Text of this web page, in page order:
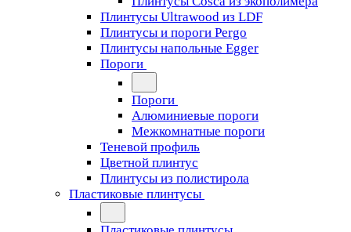
Плинтусы Ultrawood из LDF
Плинтусы и пороги Pergo
Плинтусы напольные Egger
Пороги
Пороги
Алюминиевые пороги
Межкомнатные пороги
Теневой профиль
Цветной плинтус
Плинтусы из полистирола
Пластиковые плинтусы